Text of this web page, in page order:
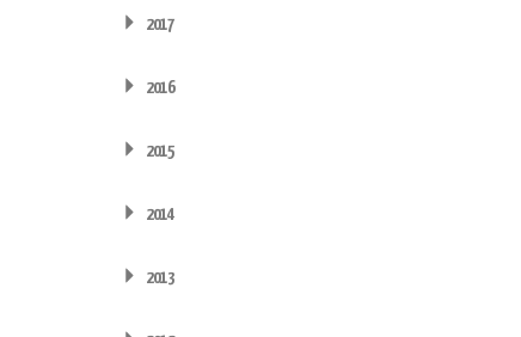
2017
2016
2015
2014
2013